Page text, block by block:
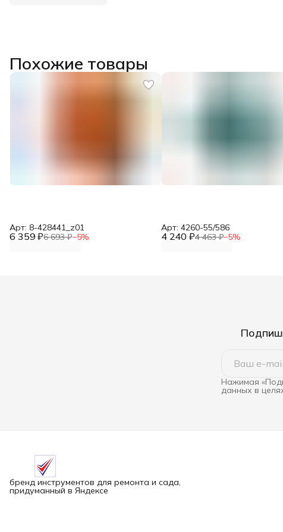
Похожие товары
6 359 ₽6 693 ₽−5%
Арт: 8-428441_z01
4 240 ₽4 463 ₽−5%
Арт: 4260-55/586
Нажимая
данных в
бренд инструментов для ремонта и сада,
придуманный в Яндексе